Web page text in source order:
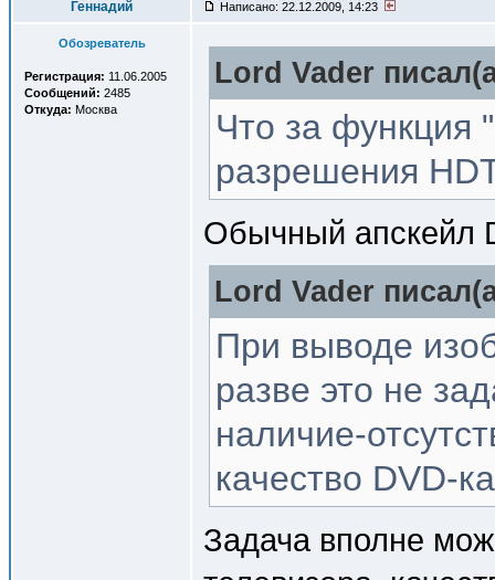
Геннадий Написано: 22.12.2009, 14:23
Обозреватель
Регистрация: 11.06.2005
Сообщений: 2485
Откуда: Москва
Lord Vader
Что за функция
разрешения
Обычный апскейл
Lord Vader
При выводе
разве это не
наличие-
качество DVD-
Задача вполне